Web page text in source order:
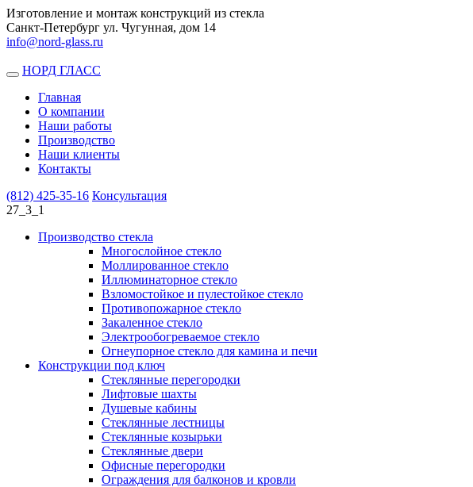
Изготовление и монтаж конструкций из стекла
Санкт-Петербург ул. Чугунная, дом 14
info@nord-glass.ru
Toggle
navigation
НОРД ГЛАСС
Главная
О компании
Наши работы
Производство
Наши клиенты
Контакты
(812) 425-35-16 Консультация
27_3_1
Производство стекла
Многослойное стекло
Моллированное стекло
Иллюминаторное стекло
Взломостойкое и пулестойкое стекло
Противопожарное стекло
Закаленное стекло
Электрообогреваемое стекло
Огнеупорное стекло для камина и печи
Конструкции под ключ
Стеклянные перегородки
Лифтовые шахты
Душевые кабины
Cтеклянные лестницы
Cтеклянные козырьки
Cтеклянные двери
Офисные перегородки
Ограждения для балконов и кровли